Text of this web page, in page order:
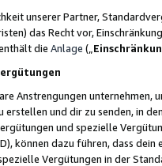
unserer Partner,
das Recht vor,
die Anlage („
Anstrengungen unternehmen,
erstellen und dir zu senden, in
und spezielle
können dazu führen, dass
Vergütungen in der